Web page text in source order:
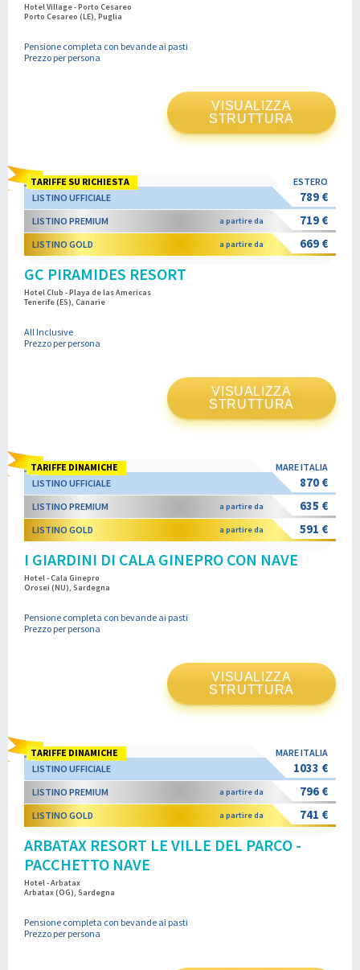
Hotel Village - Porto Cesareo
Porto Cesareo (LE), Puglia
Pensione completa con bevande ai pasti
Prezzo per persona
VISUALIZZA
STRUTTURA
ESTERO
LISTINO UFFICIALE
789 €
LISTINO PREMIUM a partire da 719 €
LISTINO GOLD a partire da 669 €
TARIFFE SU RICHIESTA
GC PIRAMIDES RESORT
Hotel Club - Playa de las Americas
Tenerife (ES), Canarie
All Inclusive
Prezzo per persona
VISUALIZZA
STRUTTURA
MARE ITALIA
LISTINO UFFICIALE
870 €
LISTINO PREMIUM a partire da 635 €
LISTINO GOLD a partire da 591 €
TARIFFE DINAMICHE
I GIARDINI DI CALA GINEPRO CON NAVE
Hotel - Cala Ginepro
Orosei (NU), Sardegna
Pensione completa con bevande ai pasti
Prezzo per persona
VISUALIZZA
STRUTTURA
MARE ITALIA
LISTINO UFFICIALE
1033 €
LISTINO PREMIUM a partire da 796 €
LISTINO GOLD a partire da 741 €
TARIFFE DINAMICHE
ARBATAX RESORT LE VILLE DEL PARCO -
PACCHETTO NAVE
Hotel - Arbatax
Arbatax (OG), Sardegna
Pensione completa con bevande ai pasti
Prezzo per persona